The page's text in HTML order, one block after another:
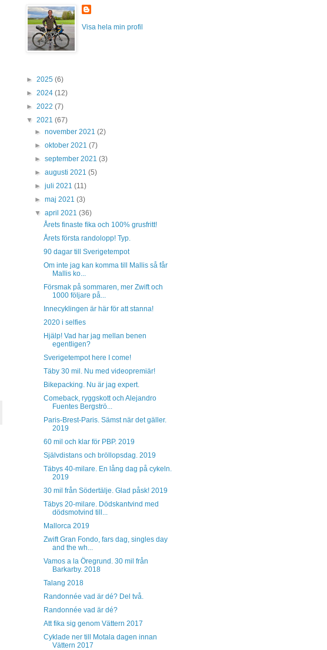
Visa hela min profil
► 2025 (6)
► 2024 (12)
► 2022 (7)
▼ 2021 (67)
►november 2021(2)
►oktober 2021(7)
►september 2021(3)
►augusti 2021(5)
►juli 2021(11)
►maj 2021(3)
▼april 2021(36)
Årets finaste fika och 100% grusfritt!
Årets första randolopp! Typ.
90 dagar till Sverigetempot
Om inte jag kan komma till Mallis så får
Mallis ko...
Försmak på sommaren, mer Zwift och
1000 följare på...
Innecyklingen är här för att stanna!
2020 i selfies
Hjälp! Vad har jag mellan benen
egentligen?
Sverigetempot here I come!
Täby 30 mil. Nu med videopremiär!
Bikepacking. Nu är jag expert.
Comeback, ryggskott och Alejandro
Fuentes Bergströ...
Paris-Brest-Paris. Sämst när det gäller.
2019
60 mil och klar för PBP. 2019
Självdistans och bröllopsdag. 2019
Täbys 40-milare. En lång dag på cykeln.
2019
30 mil från Södertälje. Glad påsk! 2019
Täbys 20-milare. Dödskantvind med
dödsmotvind till...
Mallorca 2019
Zwift Gran Fondo, fars dag, singles day
and the wh...
Vamos a la Öregrund. 30 mil från
Barkarby. 2018
Talang 2018
Randonnée vad är dé? Del två.
Randonnée vad är dé?
Att fika sig genom Vättern 2017
Cyklade ner till Motala dagen innan
Vättern 2017